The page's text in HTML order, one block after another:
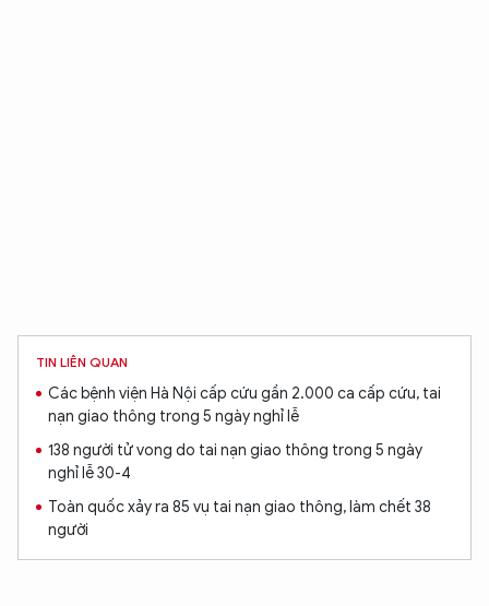
TIN LIÊN QUAN
Các bệnh viện Hà Nội cấp cứu gần 2.000 ca cấp cứu, tai
nạn giao thông trong 5 ngày nghỉ lễ
138 người tử vong do tai nạn giao thông trong 5 ngày
nghỉ lễ 30-4
Toàn quốc xảy ra 85 vụ tai nạn giao thông, làm chết 38
người